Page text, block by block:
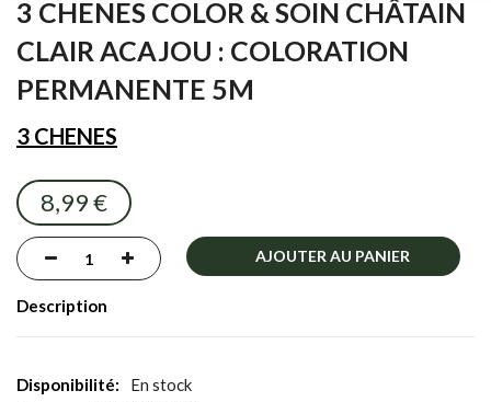
to
beginning
of
images
3 CHENES COLOR & SOIN CHÂTAIN
CLAIR ACAJOU : COLORATION
PERMANENTE 5M
3 CHENES
8,99 €
AJOUTER AU PANIER
Description
En stock